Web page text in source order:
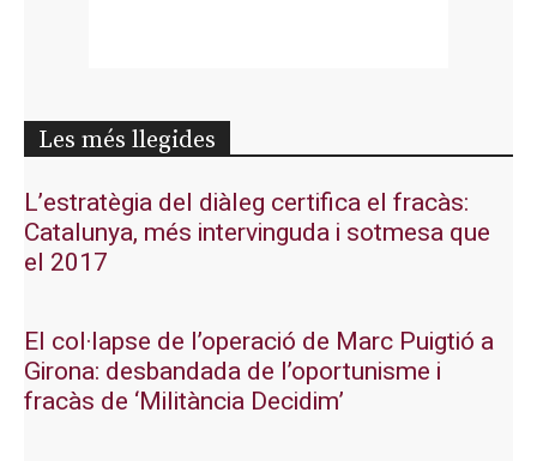
Les més llegides
L’estratègia del diàleg certifica el fracàs:
Catalunya, més intervinguda i sotmesa que
el 2017
El col·lapse de l’operació de Marc Puigtió a
Girona: desbandada de l’oportunisme i
fracàs de ‘Militància Decidim’